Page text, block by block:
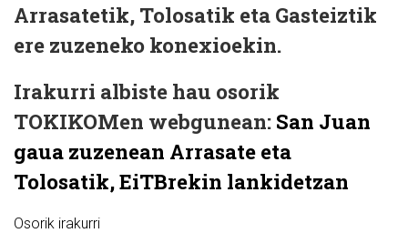
Arrasatetik, Tolosatik eta Gasteiztik
ere zuzeneko konexioekin.
Irakurri albiste hau osorik
TOKIKOMen webgunean: San Juan
gaua zuzenean Arrasate eta
Tolosatik, EiTBrekin lankidetzan
Osorik irakurri